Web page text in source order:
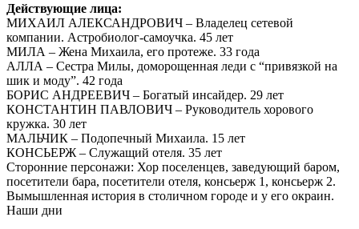
Действующие лица:
МИХАИЛ АЛЕКСАНДРОВИЧ – Владелец сетевой
компании. Астробиолог-самоучка. 45 лет
МИЛА – Жена Михаила, его протеже. 33 года
АЛЛА – Сестра Милы, доморощенная леди с “привязкой на
шик и моду”. 42 года
БОРИС АНДРЕЕВИЧ – Богатый инсайдер. 29 лет
КОНСТАНТИН ПАВЛОВИЧ – Руководитель хорового
кружка. 30 лет
МАЛЬЧИК – Подопечный Михаила. 15 лет
КОНСЬЕРЖ – Служащий отеля. 35 лет
Сторонние персонажи: Хор поселенцев, заведующий баром,
посетители бара, посетители отеля, консьерж 1, консьерж 2.
Вымышленная история в столичном городе и у его окраин.
Наши дни